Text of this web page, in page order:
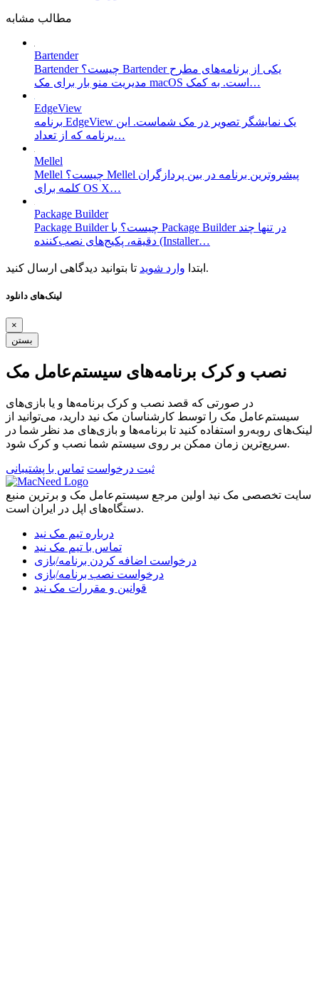
مطالب مشابه
Bartender
Bartender چیست؟ Bartender یکی از برنامه‌های مطرح
مدیریت منو بار برای مک macOS است. به کمک…
EdgeView
برنامه EdgeView یک نمایشگر تصویر در مک شماست. این
برنامه که از تعداد…
Mellel
Mellel چیست؟ Mellel پیشروترین برنامه در بین پردازگران
کلمه برای OS X…
Package Builder
Package Builder چیست؟ با Package Builder در تنها چند
دقیقه، پکیج‌های نصب‌کننده (Installer…
ابتدا وارد شوید تا بتوانید دیدگاهی ارسال کنید.
لینک‌های دانلود
×
بستن
نصب و کرک برنامه‌های سیستم‌عامل مک
در صورتی که قصد نصب و کرک برنامه‌ها و یا بازی‌های
سیستم‌عامل مک را توسط کارشناسان مک نید دارید، می‌توانید از
لینک‌های رو‌به‌رو استفاده کنید تا برنامه‌ها و بازی‌های مد نظر شما در
سریع‌ترین زمان ممکن بر روی سیستم شما نصب و کرک شود.
ثبت درخواست تماس با پشتیبانی
سایت تخصصی مک نید اولین مرجع سیستم‌عامل مک و برترین منبع
دستگاه‌های اپل در ایران است.
درباره تیم مک نید
تماس با تیم مک نید
درخواست اضافه کردن برنامه/بازی
درخواست نصب برنامه/بازی
قوانین و مقررات مک نید